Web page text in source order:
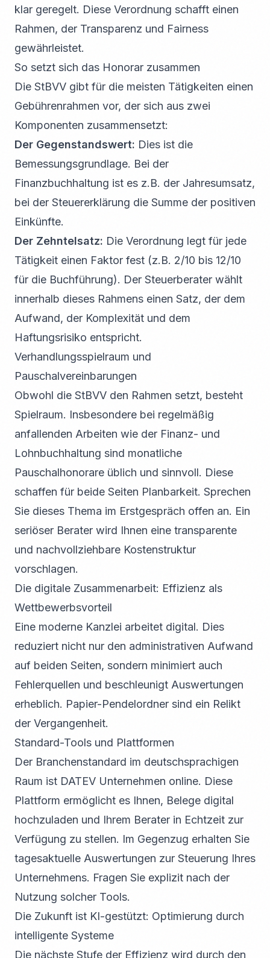
klar geregelt. Diese Verordnung schafft einen
Rahmen, der Transparenz und Fairness
gewährleistet.
So setzt sich das Honorar zusammen
Die StBVV gibt für die meisten Tätigkeiten einen
Gebührenrahmen vor, der sich aus zwei
Komponenten zusammensetzt:
Der Gegenstandswert: Dies ist die
Bemessungsgrundlage. Bei der
Finanzbuchhaltung ist es z.B. der Jahresumsatz,
bei der Steuererklärung die Summe der positiven
Einkünfte.
Der Zehntelsatz: Die Verordnung legt für jede
Tätigkeit einen Faktor fest (z.B. 2/10 bis 12/10
für die Buchführung). Der Steuerberater wählt
innerhalb dieses Rahmens einen Satz, der dem
Aufwand, der Komplexität und dem
Haftungsrisiko entspricht.
Verhandlungsspielraum und
Pauschalvereinbarungen
Obwohl die StBVV den Rahmen setzt, besteht
Spielraum. Insbesondere bei regelmäßig
anfallenden Arbeiten wie der Finanz- und
Lohnbuchhaltung sind monatliche
Pauschalhonorare üblich und sinnvoll. Diese
schaffen für beide Seiten Planbarkeit. Sprechen
Sie dieses Thema im Erstgespräch offen an. Ein
seriöser Berater wird Ihnen eine transparente
und nachvollziehbare Kostenstruktur
vorschlagen.
Die digitale Zusammenarbeit: Effizienz als
Wettbewerbsvorteil
Eine moderne Kanzlei arbeitet digital. Dies
reduziert nicht nur den administrativen Aufwand
auf beiden Seiten, sondern minimiert auch
Fehlerquellen und beschleunigt Auswertungen
erheblich. Papier-Pendelordner sind ein Relikt
der Vergangenheit.
Standard-Tools und Plattformen
Der Branchenstandard im deutschsprachigen
Raum ist DATEV Unternehmen online. Diese
Plattform ermöglicht es Ihnen, Belege digital
hochzuladen und Ihrem Berater in Echtzeit zur
Verfügung zu stellen. Im Gegenzug erhalten Sie
tagesaktuelle Auswertungen zur Steuerung Ihres
Unternehmens. Fragen Sie explizit nach der
Nutzung solcher Tools.
Die Zukunft ist KI-gestützt: Optimierung durch
intelligente Systeme
Die nächste Stufe der Effizienz wird durch den